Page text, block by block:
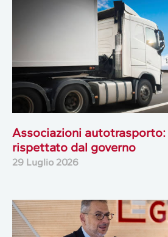
Associazioni autotrasporto:
rispettato dal governo
29 Luglio 2026